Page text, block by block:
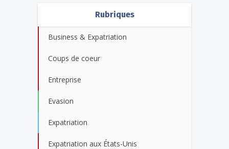
Rubriques
Business & Expatriation
Coups de coeur
Entreprise
Evasion
Expatriation
Expatriation aux États-Unis